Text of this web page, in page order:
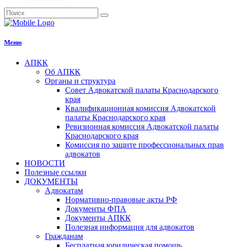
Меню
АПКК
Об АПКК
Органы и структура
Совет Адвокатской палаты Краснодарского
края
Квалификационная комиссия Адвокатской
палаты Краснодарского края
Ревизионная комиссия Адвокатской палаты
Краснодарского края
Комиссия по защите профессиональных прав
адвокатов
НОВОСТИ
Полезные ссылки
ДОКУМЕНТЫ
Адвокатам
Нормативно-правовые акты РФ
Документы ФПА
Документы АПКК
Полезная информация для адвокатов
Гражданам
Бесплатная юридическая помощь